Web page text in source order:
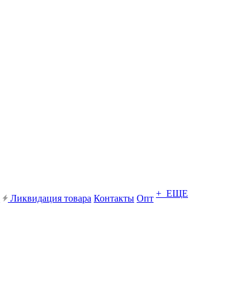
Ликвидация товара Контакты Опт + ЕЩЕ